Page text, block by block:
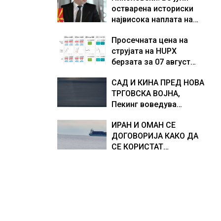
доживуваа овој настан
што го промени текот
Европа по бројот на
изградени центри за
остварена историски
највисока наплата на
милијарди денари –
изградивме систем што
испорачува резултати
Просечната цена на
струјата на HUPX
берзата за 07 август
евра за мегават час, на
МЕМО 153,56 евра за
мегават час
САД И КИНА ПРЕД НОВА
ТРГОВСКА ВОЈНА,
Пекинг воведува
американски компании
и организации
ИРАН И ОМАН СЕ
ДОГОВОРИЈА КАКО ДА
СЕ КОРИСТАТ